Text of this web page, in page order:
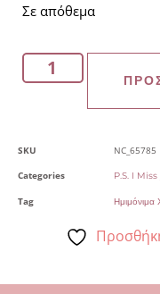
Σε απόθεμα
SKU
NC_65785
Categories
P.S. I
Tag